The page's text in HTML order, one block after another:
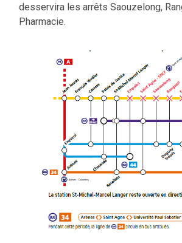
desservira les arrêts Saouzelong,
Pharmacie.